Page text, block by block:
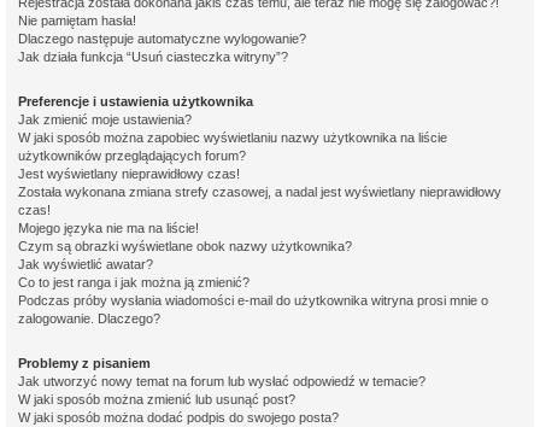
Nie pamiętam hasła!
Dlaczego następuje automatyczne wylogowanie?
Jak działa funkcja “Usuń ciasteczka witryny”?
Preferencje i ustawienia użytkownika
Jak zmienić moje ustawienia?
W jaki sposób można zapobiec wyświetlaniu nazwy użytkownika na liście
użytkowników przeglądających forum?
Jest wyświetlany nieprawidłowy czas!
Została wykonana zmiana strefy czasowej, a nadal jest wyświetlany nieprawidłowy
czas!
Mojego języka nie ma na liście!
Czym są obrazki wyświetlane obok nazwy użytkownika?
Jak wyświetlić awatar?
Co to jest ranga i jak można ją zmienić?
Podczas próby wysłania wiadomości e-mail do użytkownika witryna prosi mnie o
zalogowanie. Dlaczego?
Problemy z pisaniem
Jak utworzyć nowy temat na forum lub wysłać odpowiedź w temacie?
W jaki sposób można zmienić lub usunąć post?
W jaki sposób można dodać podpis do swojego posta?